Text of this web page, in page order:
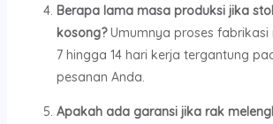
Berapa lama masa produksi jika
kosong?Umumnya proses fabrikasi
7 hingga 14 hari kerja tergantung
pesanan Anda.
Apakah ada garansi jika rak